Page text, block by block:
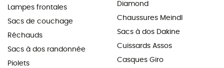
Lampes frontales
Sacs de couchage
Réchauds
Sacs à dos randonnée
Piolets
Diamond
Chaussures Meindl
Sacs à dos Dakine
Cuissards Assos
Casques Giro